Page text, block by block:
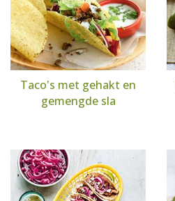
Taco's met gehakt en
gemengde sla